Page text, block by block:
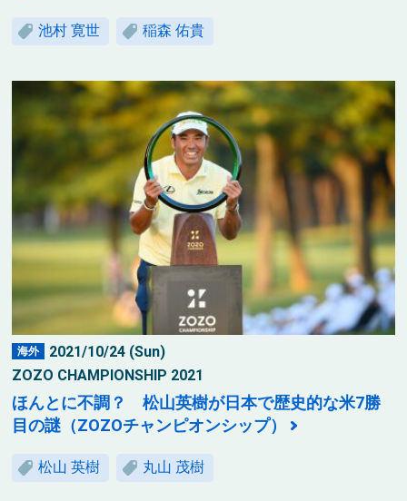
池村 寛世 稲森 佑貴
海外
2021/10/24 (Sun)
ZOZO CHAMPIONSHIP 2021
ほんとに不調？ 松山英樹が日本で歴史的な米7勝
目の謎（ZOZOチャンピオンシップ）
松山 英樹 丸山 茂樹